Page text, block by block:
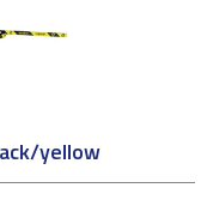
yellow